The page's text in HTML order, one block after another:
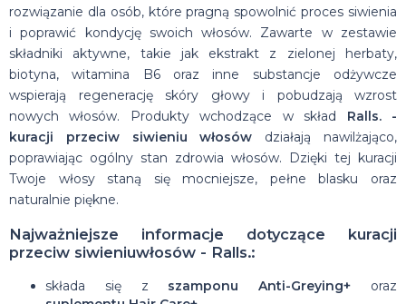
rozwiązanie dla osób, które pragną spowolnić proces siwienia
i poprawić kondycję swoich włosów. Zawarte w zestawie
składniki aktywne, takie jak ekstrakt z zielonej herbaty,
biotyna, witamina B6 oraz inne substancje odżywcze
wspierają regenerację skóry głowy i pobudzają wzrost
nowych włosów. Produkty wchodzące w skład Ralls. -
kuracji przeciw siwieniu włosów działają nawilżająco,
poprawiając ogólny stan zdrowia włosów. Dzięki tej kuracji
Twoje włosy staną się mocniejsze, pełne blasku oraz
naturalnie piękne.
Najważniejsze informacje dotyczące kuracji
przeciw siwieniuwłosów - Ralls.:
składa się z szamponu Anti-Greying+ oraz